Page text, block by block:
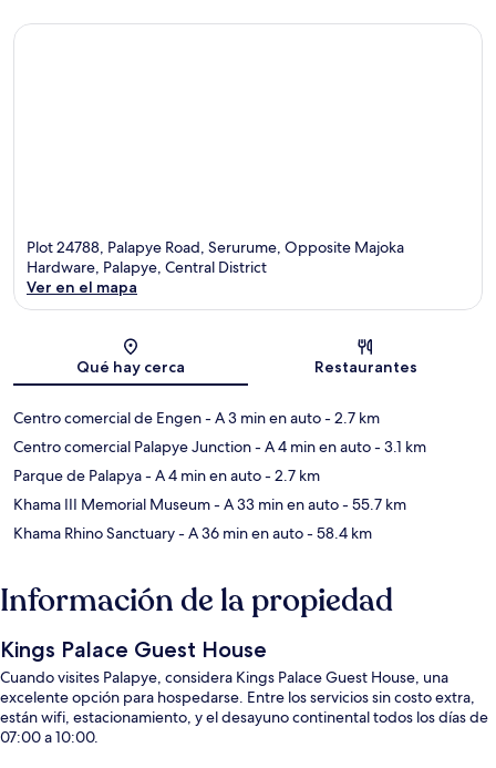
Plot 24788, Palapye Road, Serurume, Opposite Majoka
Hardware, Palapye, Central District
Ver en el mapa
Qué hay cerca Restaurantes
Centro comercial de Engen- A 3 min en auto- 2.7 km
Centro comercial Palapye Junction- A 4 min en auto- 3.1 km
Parque de Palapya- A 4 min en auto- 2.7 km
Khama III Memorial Museum- A 33 min en auto- 55.7 km
Khama Rhino Sanctuary- A 36 min en auto- 58.4 km
Información de la propiedad
Kings Palace Guest House
Cuando visites Palapye, considera Kings Palace Guest House, una
excelente opción para hospedarse. Entre los servicios sin costo extra,
están wifi, estacionamiento, y el desayuno continental todos los días de
07:00 a 10:00.